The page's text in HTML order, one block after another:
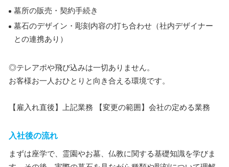
墓所の販売・契約手続き
墓石のデザイン・彫刻内容の打ち合わせ（社内デザイナー
との連携あり）
◎テレアポや飛び込みは一切ありません。
お客様お一人おひとりと向き合える環境です。
【雇入れ直後】上記業務 【変更の範囲】会社の定める業務
入社後の流れ
まずは座学で、霊園やお墓、仏教に関する基礎知識を学びま